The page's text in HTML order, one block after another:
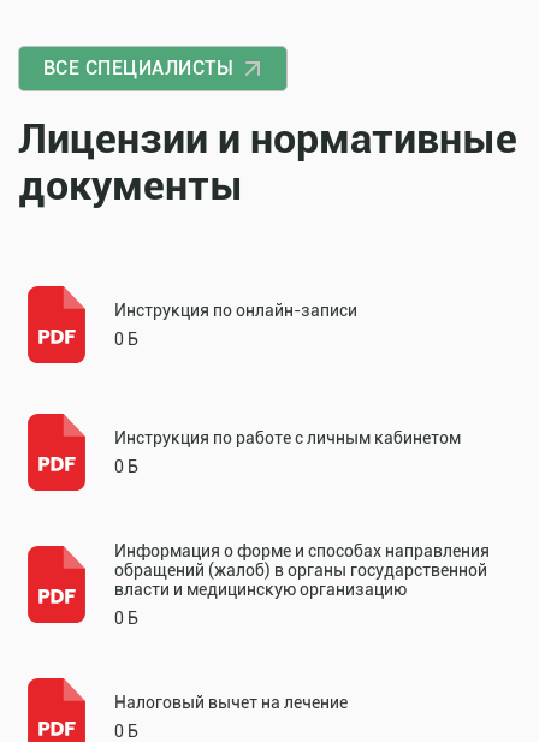
ВСЕ СПЕЦИАЛИСТЫ
Лицензии и нормативные
документы
Инструкция по онлайн-записи
0 Б
Инструкция по работе с личным кабинетом
0 Б
Информация о форме и способах направления
обращений (жалоб) в органы государственной
власти и медицинскую организацию
0 Б
Налоговый вычет на лечение
0 Б